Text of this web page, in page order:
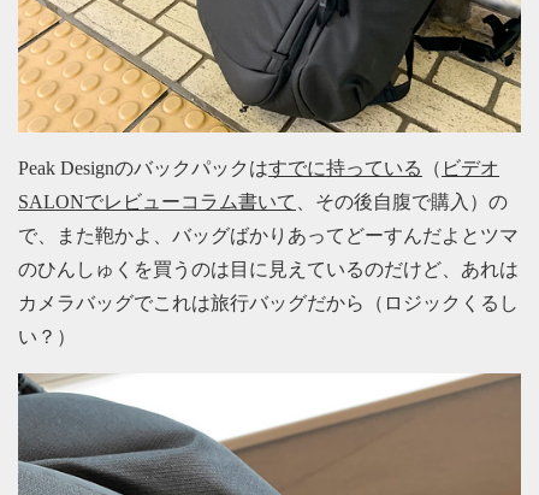
Peak Designのバックパックはすでに持っている （ ビデオ
SALONでレビューコラム書いて
、その後自腹で購入）の
で、また鞄かよ、バッグばかりあってどーすんだよとツマ
のひんしゅくを買うのは目に見えているのだけど、あれは
カメラバッグでこれは旅行バッグだから（ロジックくるし
い？）